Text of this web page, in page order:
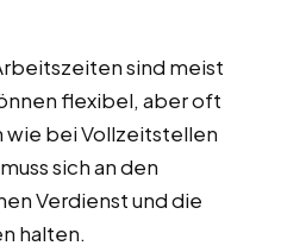
sind meist
flexibel, aber oft
wie bei Vollzeitstellen
sich an den
Verdienst und die
halten.